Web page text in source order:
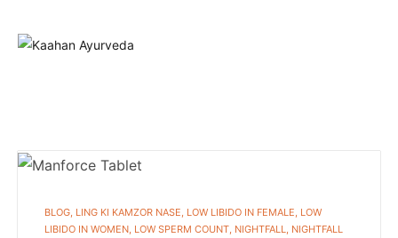
POSTED
IN
BLOG LING KI KAMZOR NASE LOW LIBIDO IN FEMALE LOW
LIBIDO IN WOMEN LOW SPERM COUNT NIGHTFALL
NIGHTFALL